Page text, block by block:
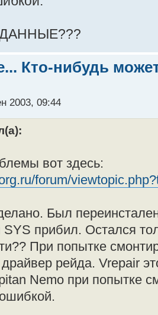
Кто-нибудь
2003, 09:44
вот здесь:
forum/
Был
прибил. Остался
При попытке
драйвер рейда. Vrepair
Nemo при попытке